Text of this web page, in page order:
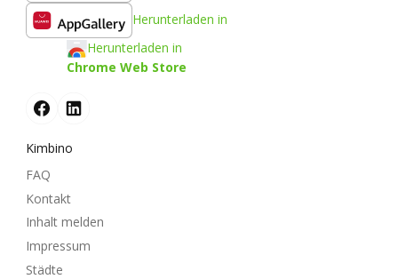
Herunterladen in
Herunterladen in
Chrome Web Store
Kimbino
FAQ
Kontakt
Inhalt melden
Impressum
Städte